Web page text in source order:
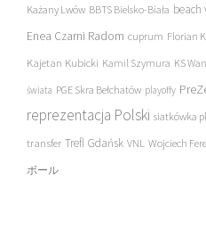
Każany Lwów BBTS Bielsko-Biała beach
Enea Czarni Radom cuprum Florian
Kajetan Kubicki Kamil Szymura KS
świata PGE Skra Bełchatów playoffy
reprezentacja Polski siatkówka
transfer Trefl Gdańsk VNL Wojciech
ボール